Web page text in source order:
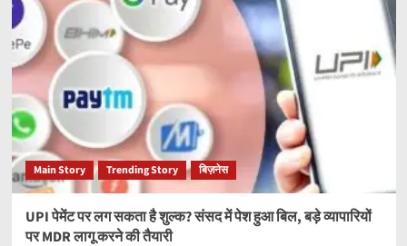
Main Story Trending Story बिज़नेस
UPI पेमेंट पर लग सकता है शुल्क? संसद में पेश हुआ बिल, बड़े व्यापारियों
पर MDR लागू करने की तैयारी